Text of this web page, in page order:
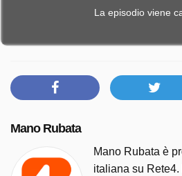
La episodio viene
Mano Rubata
Mano Rubata è
italiana su